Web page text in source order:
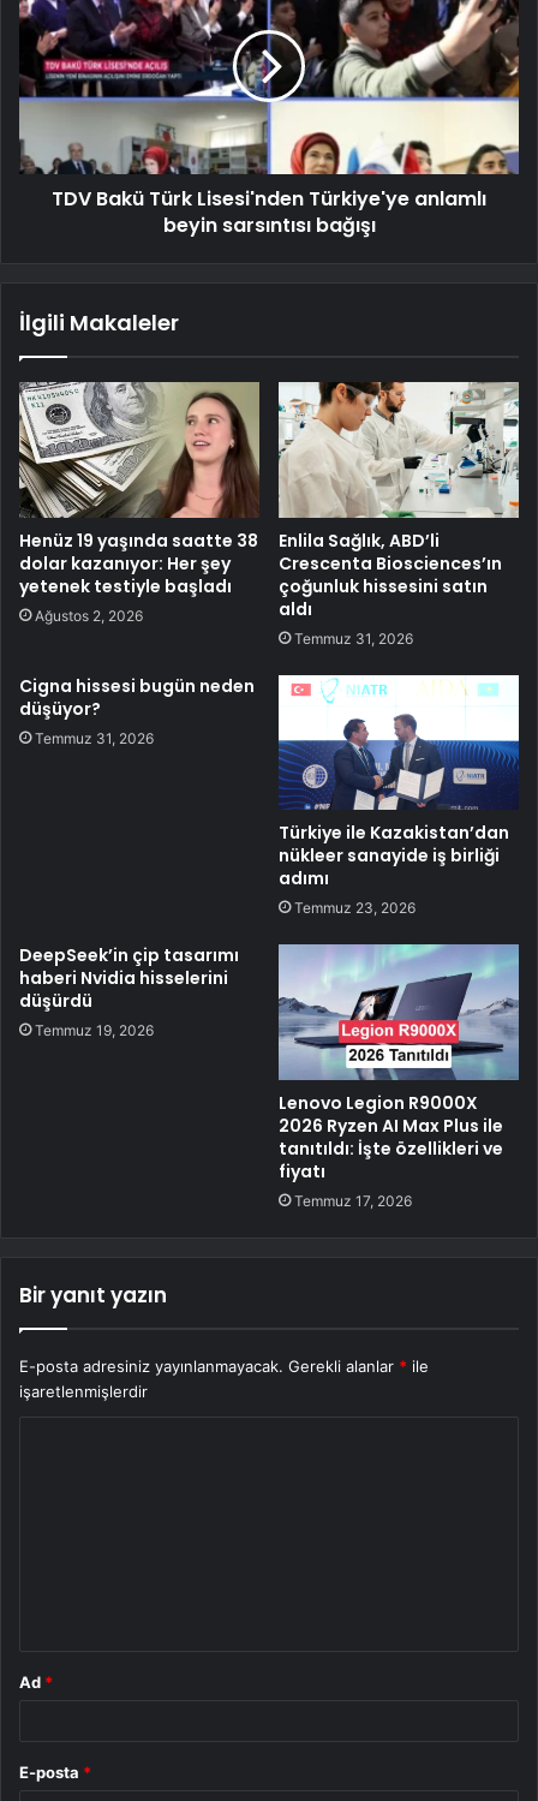
TDV Bakü Türk Lisesi'nden Türkiye'ye anlamlı
beyin sarsıntısı bağışı
İlgili Makaleler
Henüz 19 yaşında saatte 38
dolar kazanıyor: Her şey
yetenek testiyle başladı
Ağustos 2, 2026
Enlila Sağlık, ABD’li
Crescenta Biosciences’ın
çoğunluk hissesini satın
aldı
Temmuz 31, 2026
Cigna hissesi bugün neden
düşüyor?
Temmuz 31, 2026
Türkiye ile Kazakistan’dan
nükleer sanayide iş birliği
adımı
Temmuz 23, 2026
DeepSeek’in çip tasarımı
haberi Nvidia hisselerini
düşürdü
Temmuz 19, 2026
Lenovo Legion R9000X
2026 Ryzen AI Max Plus ile
tanıtıldı: İşte özellikleri ve
fiyatı
Temmuz 17, 2026
Bir yanıt yazın
E-posta adresiniz yayınlanmayacak. Gerekli alanlar * ile
işaretlenmişlerdir
Ad *
E-posta *